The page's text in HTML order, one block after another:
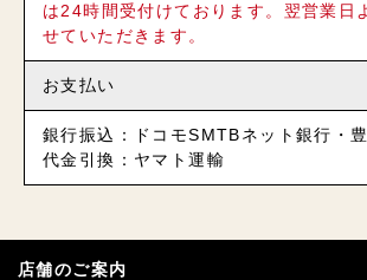
は24時間受付けております。翌営業日
せていただきます。
お支払い
銀行振込：ドコモSMTBネット銀行・
代金引換：ヤマト運輸
店舗のご案内